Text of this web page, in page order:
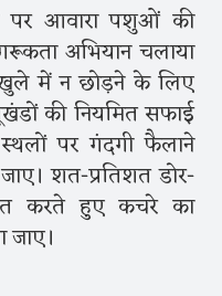
पर आवारा पशुओं की
अभियान चलाया
में न छोड़ने के लिए
की नियमित सफाई
पर गंदगी फैलाने
शत-प्रतिशत डोर-
करते हुए कचरे का
जाए।